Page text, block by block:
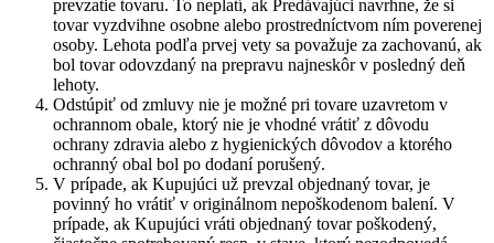
prevzatie tovaru. To neplatí, ak Predávajúci navrhne, že si
tovar vyzdvihne osobne alebo prostredníctvom ním poverenej
osoby. Lehota podľa prvej vety sa považuje za zachovanú, ak
bol tovar odovzdaný na prepravu najneskôr v posledný deň
lehoty.
Odstúpiť od zmluvy nie je možné pri tovare uzavretom v
ochrannom obale, ktorý nie je vhodné vrátiť z dôvodu
ochrany zdravia alebo z hygienických dôvodov a ktorého
ochranný obal bol po dodaní porušený.
V prípade, ak Kupujúci už prevzal objednaný tovar, je
povinný ho vrátiť v originálnom nepoškodenom balení. V
prípade, ak Kupujúci vráti objednaný tovar poškodený,